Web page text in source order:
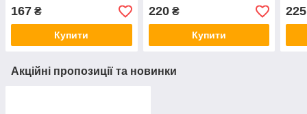
167 ₴
Купити
220₴
Купити
225
Акційні пропозиції та новинки